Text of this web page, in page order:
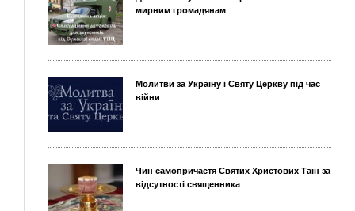
мирним громадянам
Молитви за Україну і Святу Церкву під час
війни
Чин самопричастя Святих Христових Таїн за
відсутності священника